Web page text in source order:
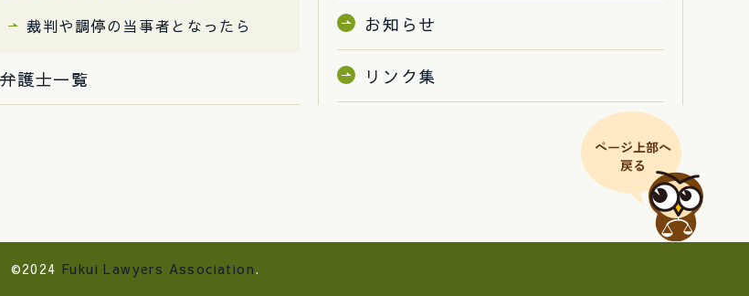
裁判や調停の当事者となったら
弁護士一覧
お知らせ
リンク集
©2024 Fukui Lawyers Association.